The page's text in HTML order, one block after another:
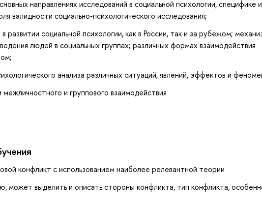
направлениях исследований в социальной психологии, специфике и
валидности социально-психологического исследования;
развитии социальной психологии, как в России, так и за рубежом;
людей в социальных группах; различных формах взаимодействия
анализа различных ситуаций, явлений, эффектов и
и группового взаимодействия
конфликт с использованием наиболее релевантной теории
может выделить и описать стороны конфликта, тип конфликта,